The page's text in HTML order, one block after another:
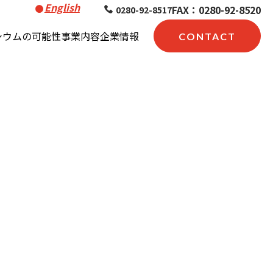
English 0280-92-8517FAX：0280-92-8520
ムの可能性事業内容企業情報 CONTACT